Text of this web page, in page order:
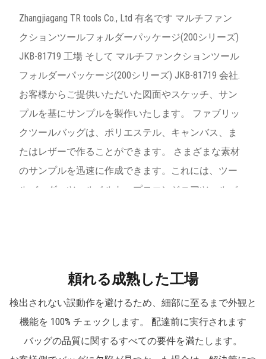
Zhangjiagang TR tools Co., Ltd 有名です マルチファン
クションツールフォルダーパッケージ(200シリーズ)
JKB-81719 工場 そして マルチファンクションツール
フォルダーパッケージ(200シリーズ) JKB-81719 会社.
お客様からご提供いただいた図面やスケッチ、サン
プルを基にサンプルを製作いたします。 ファブリッ
クツールバッグは、ポリエステル、キャンバス、ま
たはレザーで作ることができます。 さまざまな素材
のサンプルを迅速に作成できます。これには、ツー
ルバッグ、ツールベルト、プロエンジニアツールバ
ジニア用テックケース、トロリーバッグ、ツールバ
ックパック、ソフト収納バッグなど、配管工、建設
業者、修理エンジニア、DIYツールのニーズを満た
すソフト収納バッグなど、1,000を超える製品範囲を
頼れる成熟した工場
検出されない誤動作を避けるため、細部に至るまで外観と
機能を 100% チェックします。 配達前に実行されます
バッグの品質に関するすべての要件を満たします。